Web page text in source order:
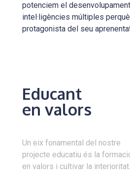
potenciem el
intel·ligències múltiples
protagonista del seu
Educant
en valors
Un eix fonamental del nostre
projecte educatiu és la
en valors i cultivar la interioritat.